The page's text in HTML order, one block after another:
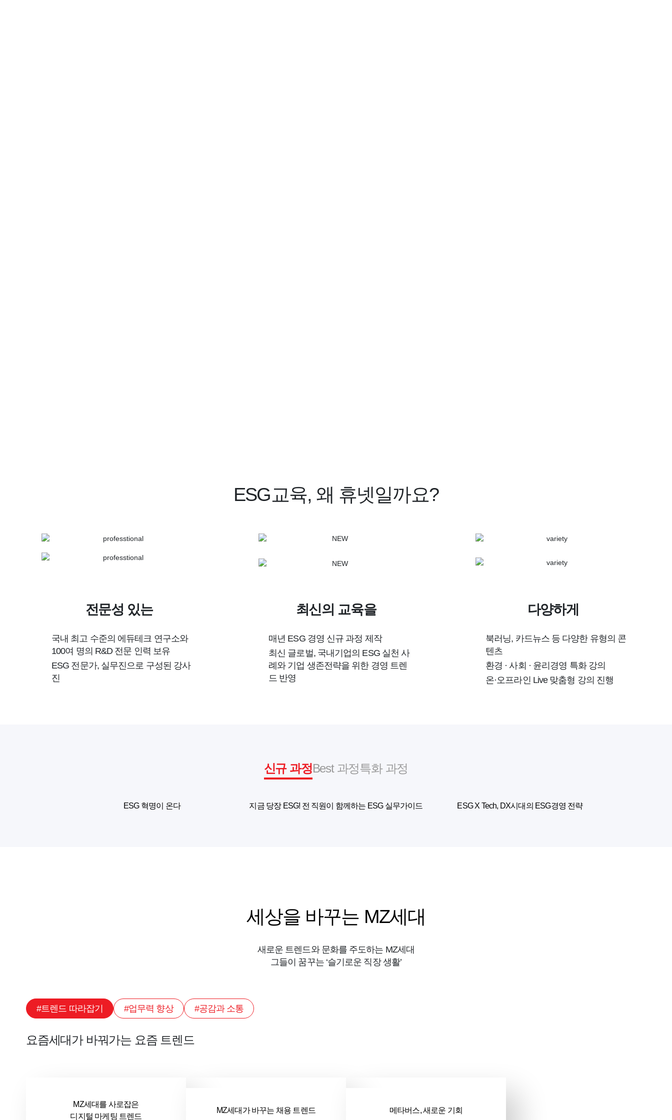
ESG교육, 왜 휴넷일까요?
전문성 있는
국내 최고 수준의 에듀테크 연구소와
100여 명의 R&D 전문 인력 보유
ESG 전문가, 실무진으로 구성된 강사
진
최신의 교육을
매년 ESG 경영 신규 과정 제작
최신 글로벌, 국내기업의 ESG 실천 사
례와 기업 생존전략을 위한 경영 트렌
드 반영
다양하게
북러닝, 카드뉴스 등 다양한 유형의 콘
텐츠
환경 · 사회 · 윤리경영 특화 강의
온·오프라인 Live 맞춤형 강의 진행
신규 과정Best 과정특화 과정
ESG 혁명이 온다 지금 당장 ESG! 전 직원이 함께하는 ESG 실무가이드 ESG X Tech, DX시대의 ESG경영 전략
글로벌 경영트렌드 ESG 성공 전략 ESG확산과 지속가능경영 전략 ESG 이해관계자 자본주의
위기의 지구 물러설 곳 없는 인간 지속가능경영을 위한 CSV 전략 상위 1퍼센트 기업의 비밀, 윤리경영
세상을 바꾸는 MZ세대
새로운 트렌드와 문화를 주도하는 MZ세대
그들이 꿈꾸는 ‘슬기로운 직장 생활’
#트렌드 따라잡기 #업무력 향상 #공감과 소통
요즘세대가 바꿔가는 요즘 트렌드
MZ세대를 사로잡은
디지털 마케팅 트렌드
MZ세대가 바꾸는 채용 트렌드 메타버스, 새로운 기회
보고서의 법칙
슈퍼업무력 ARTS
: 오늘부터 개발자
슬기로운 리더생활
: MZ세대 맞춤형 코칭
하마터면 꼰대가 될 뻔했다 협업하는 일잘러의 완벽한 소통법